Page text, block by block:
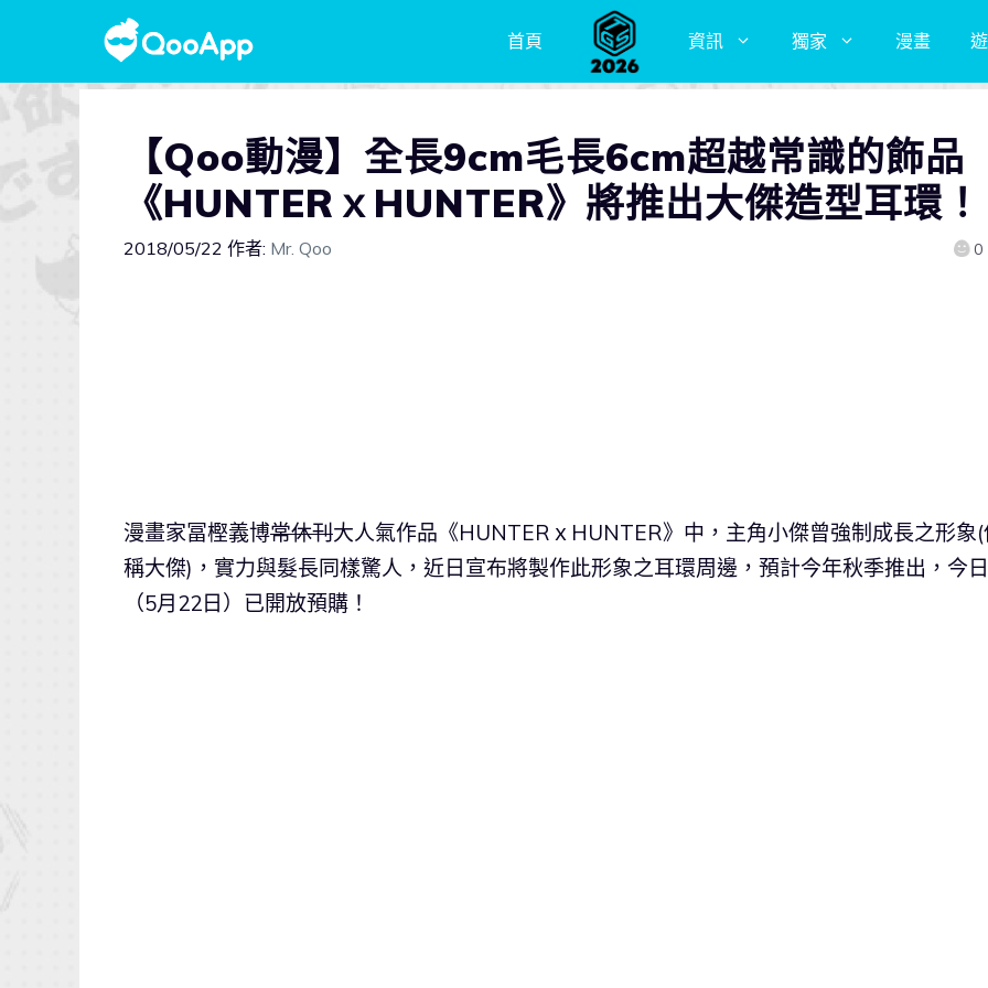
首頁 資訊 獨家 漫畫
【Qoo動漫】全長9cm毛長6cm超越常識的飾品
《HUNTERｘHUNTER》將推出大傑造型耳環！
2018/05/22 作者: Mr. Qoo 0
漫畫家冨樫義博常休刊大人氣作品《HUNTERｘHUNTER》中，主角小傑曾強制成長之形象
稱大傑)，實力與髮長同樣驚人，近日宣布將製作此形象之耳環周邊，預計今年秋季推出，今日
（5月22日）已開放預購！